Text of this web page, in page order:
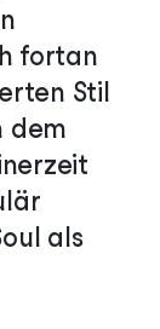
fortan
Stil
dem
als